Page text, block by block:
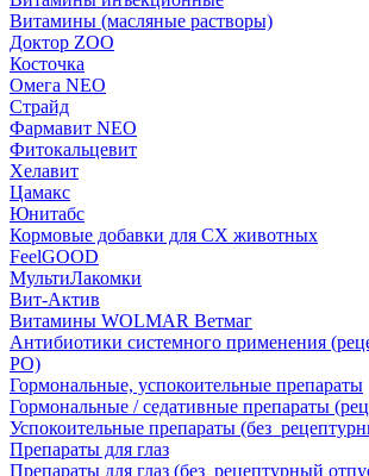
Витамины (масляные растворы)
Доктор ZOO
Косточка
Омега NEO
Страйд
Фармавит NEO
Фитокальцевит
Хелавит
Цамакс
Юнитабс
Кормовые добавки для СХ животных
FeelGOOD
МультиЛакомки
Вит-Актив
Витамины WOLMAR Ветмаг
Антибиотики системного применения
РО)
Гормональные, успокоительные препараты
Гормональные / седативные препараты
Успокоительные препараты
Препараты для глаз
Препараты для глаз (без_рецептурный